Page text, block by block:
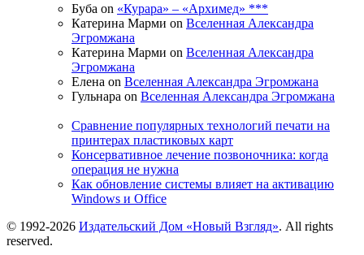
Буба on «Курара» – «Архимед» ***
Катерина Марми on Вселенная Александра
Эгромжана
Катерина Марми on Вселенная Александра
Эгромжана
Елена on Вселенная Александра Эгромжана
Гульнара on Вселенная Александра Эгромжана
Сравнение популярных технологий печати на
принтерах пластиковых карт
Консервативное лечение позвоночника: когда
операция не нужна
Как обновление системы влияет на активацию
Windows и Office
© 1992-2026 Издательский Дом «Новый Взгляд». All rights
reserved.